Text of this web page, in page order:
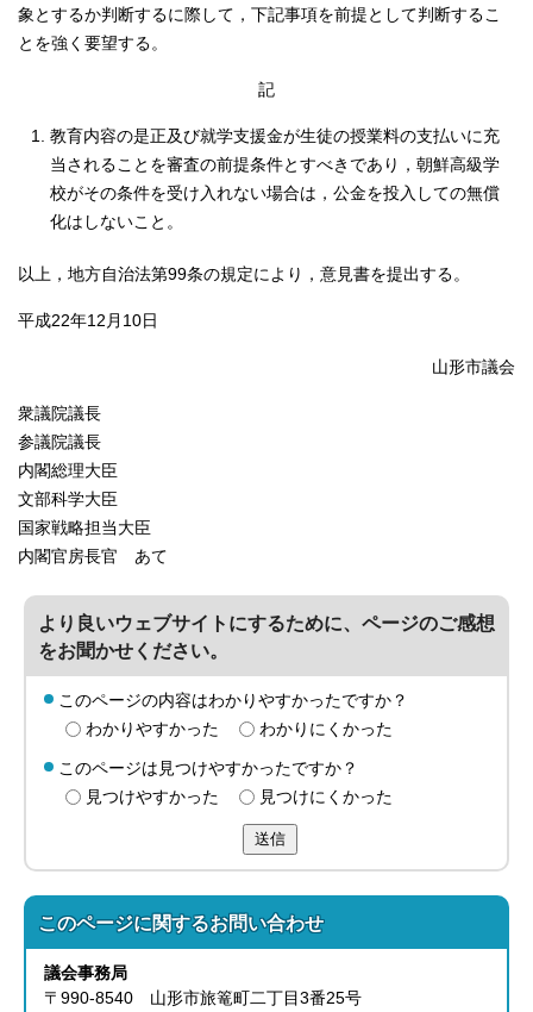
象とするか判断するに際して，下記事項を前提として判断するこ
とを強く要望する。
記
教育内容の是正及び就学支援金が生徒の授業料の支払いに充
当されることを審査の前提条件とすべきであり，朝鮮高級学
校がその条件を受け入れない場合は，公金を投入しての無償
化はしないこと。
以上，地方自治法第99条の規定により，意見書を提出する。
平成22年12月10日
山形市議会
衆議院議長
参議院議長
内閣総理大臣
文部科学大臣
国家戦略担当大臣
内閣官房長官 あて
より良いウェブサイトにするために、ページのご感想
をお聞かせください。
このページの内容はわかりやすかったですか？
わかりやすかった
わかりにくかった
このページは見つけやすかったですか？
見つけやすかった
見つけにくかった
送信
このページに関するお問い合わせ
議会事務局
〒990-8540 山形市旅篭町二丁目3番25号